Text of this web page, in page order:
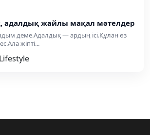
адалдық жайлы мақал мәтелдер
деме.Адалдық — ардың ісі.Құлан өз
жіпті...
Lifestyle